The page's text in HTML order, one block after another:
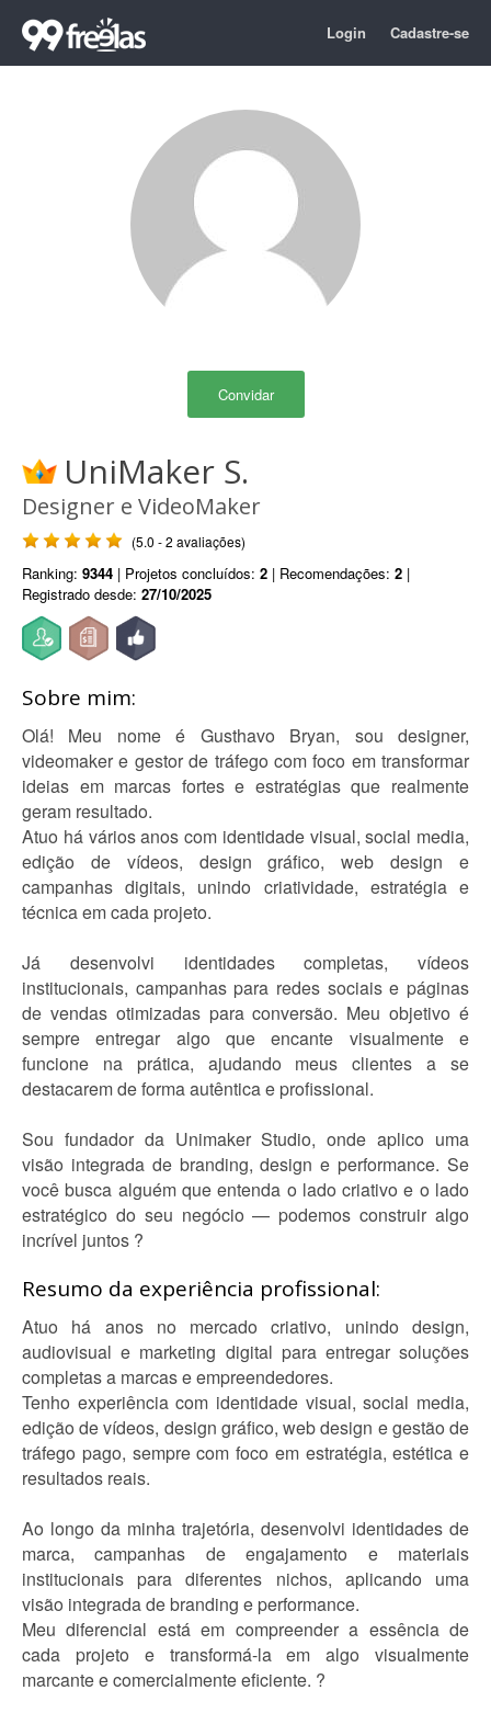
Login Cadastre-se
Convidar
UniMaker S.
Designer e VideoMaker
(5.0 - 2 avaliações)
Ranking: 9344 | Projetos concluídos: 2 | Recomendações: 2 |
Registrado desde: 27/10/2025
Sobre mim:
Olá! Meu nome é Gusthavo Bryan, sou designer,
videomaker e gestor de tráfego com foco em transformar
ideias em marcas fortes e estratégias que realmente
geram resultado.
Atuo há vários anos com identidade visual, social media,
edição de vídeos, design gráfico, web design e
campanhas digitais, unindo criatividade, estratégia e
técnica em cada projeto.
Já desenvolvi identidades completas, vídeos
institucionais, campanhas para redes sociais e páginas
de vendas otimizadas para conversão. Meu objetivo é
sempre entregar algo que encante visualmente e
funcione na prática, ajudando meus clientes a se
destacarem de forma autêntica e profissional.
Sou fundador da Unimaker Studio, onde aplico uma
visão integrada de branding, design e performance. Se
você busca alguém que entenda o lado criativo e o lado
estratégico do seu negócio — podemos construir algo
incrível juntos ?
Resumo da experiência profissional:
Atuo há anos no mercado criativo, unindo design,
audiovisual e marketing digital para entregar soluções
completas a marcas e empreendedores.
Tenho experiência com identidade visual, social media,
edição de vídeos, design gráfico, web design e gestão de
tráfego pago, sempre com foco em estratégia, estética e
resultados reais.
Ao longo da minha trajetória, desenvolvi identidades de
marca, campanhas de engajamento e materiais
institucionais para diferentes nichos, aplicando uma
visão integrada de branding e performance.
Meu diferencial está em compreender a essência de
cada projeto e transformá-la em algo visualmente
marcante e comercialmente eficiente. ?